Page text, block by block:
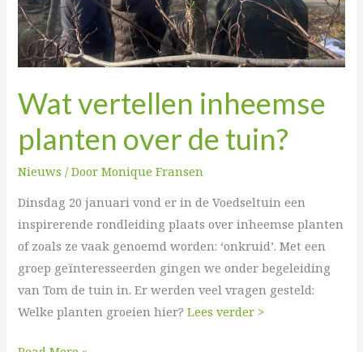
Wat vertellen inheemse
planten over de tuin?
Nieuws / DoorMonique Fransen
Dinsdag 20 januari vond er in de Voedseltuin een
inspirerende rondleiding plaats over inheemse planten
of zoals ze vaak genoemd worden: ‘onkruid’. Met een
groep geïnteresseerden gingen we onder begeleiding
van Tom de tuin in. Er werden veel vragen gesteld:
Welke planten groeien hier?Lees verder >